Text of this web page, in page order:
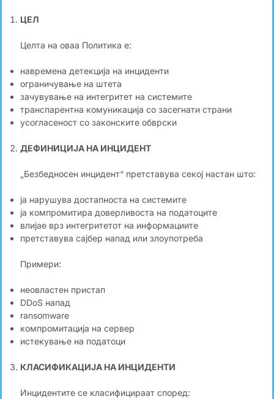
ЦЕЛ
Целта на оваа Политика е:
навремена детекција на инциденти
ограничување на штета
зачувување на интегритет на системите
транспарентна комуникација со засегнати страни
усогласеност со законските обврски
ДЕФИНИЦИЈА НА ИНЦИДЕНТ
„Безбедносен инцидент“ претставува секој настан што:
ја нарушува достапноста на системите
ја компромитира доверливоста на податоците
влијае врз интегритетот на информациите
претставува сајбер напад или злоупотреба
Примери:
неовластен пристап
DDoS напад
ransomware
компромитација на сервер
истекување на податоци
КЛАСИФИКАЦИЈА НА ИНЦИДЕНТИ
Инцидентите се класифицираат според: